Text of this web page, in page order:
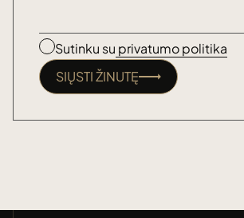
Sutinku su privatumo politika
SIŲSTI ŽINUTĘ